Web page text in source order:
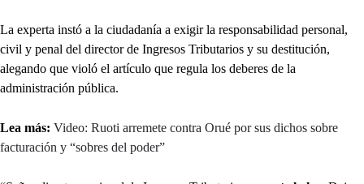
La experta instó a la ciudadanía a exigir la responsabilidad personal,
civil y penal del director de Ingresos Tributarios y su destitución,
alegando que violó el artículo que regula los deberes de la
administración pública.
Lea más: Video: Ruoti arremete contra Orué por sus dichos sobre
facturación y “sobres del poder”